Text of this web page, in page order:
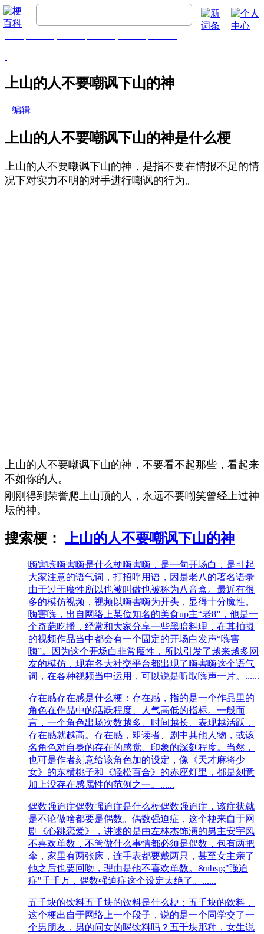
上山的人不要嘲讽下山的神
编辑
上山的人不要嘲讽下山的神是什么梗
上山的人不要嘲讽下山的神，是指不要在‌‌‌‌‌‌‌情报不足的情
况下对实力不明的对手进行嘲讽的行为。
上山的人不要嘲讽下山的神，不要看不起那些，看起来
不如你的人。
刚刚得到荣誉爬上山顶的人，永远不要嘲笑曾经上过神
坛的神。
搜索梗： 上山的人不要嘲讽下山的神
嗨害嗨嗨害嗨是什么梗嗨害嗨，是一句开场白，是引起
大家注意的语气词，打招呼用语，因是老八的著名语录
由于过于魔性所以也被叫做也被称为八音盒。最近有很
多的模仿视频，视频以嗨害嗨为开头，显得十分魔性。
嗨害嗨，出自网络上某位知名的美食up主“老8”，他是一
个奇葩吃播，经常和大家分享一些黑暗料理，在其拍摄
的视频作品当中都会有一个固定的开场白发声“嗨害
嗨”。因为这个开场白非常魔性，所以引发了越来越多网
友的模仿，现在各大社交平台都出现了嗨害嗨这个语气
词，在各种视频当中运用，可以说是听取嗨声一片。......
存在感存在感是什么梗：存在感，指的是一个作品里的
角色在作品中的活跃程度、人气高低的指标。一般而
言，一个角色出场次数越多、时间越长、表现越活跃，
存在感就越高。存在感，即读者、剧中其他人物，或该
名角色对自身的存在的感觉、印象的深刻程度。当然，
也可是作者刻意给该角色加的设定，像《天才麻将少
女》的东横桃子和《轻松百合》的赤座灯里，都是刻意
加上没存在感属性的范例之一。......
偶数强迫症偶数强迫症是什么梗偶数强迫症，该症状就
是不论做啥都要是偶数。偶数强迫症，这个梗来自于网
剧《心跳恋爱》，讲述的是由左林杰饰演的男主安宇风
不喜欢单数，不管做什么事情都必须是偶数，包有两把
伞，家里有两张床，连手表都要戴两只，甚至女主亲了
他之后也要回吻，理由是他不喜欢单数。&nbsp;"强迫
症"千千万，偶数强迫症这个设定太绝了。......
五千块的饮料五千块的饮料是什么梗：五千块的饮料，
这个梗出自于网络上一个段子，说的是一个同学交了一
个男朋友，男的问女的喝饮料吗？五千块那种，女生说